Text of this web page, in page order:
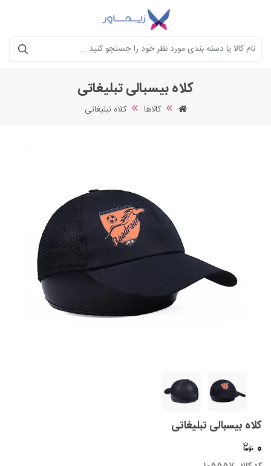
جستجو
کلاه بیسبالی تبلیغاتی
کالاها کلاه تبلیغاتی
کلاه بیسبالی تبلیغاتی
0